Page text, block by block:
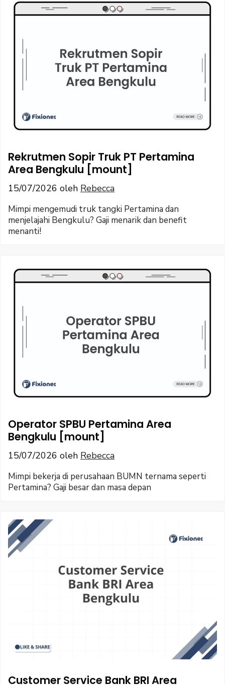
Rekrutmen Sopir Truk PT Pertamina
Area Bengkulu [mount]
15/07/2026 oleh Rebecca
Mimpi mengemudi truk tangki Pertamina dan
menjelajahi Bengkulu? Gaji menarik dan benefit
menanti!
Operator SPBU Pertamina Area
Bengkulu [mount]
15/07/2026 oleh Rebecca
Mimpi bekerja di perusahaan BUMN ternama seperti
Pertamina? Gaji besar dan masa depan
Customer Service Bank BRI Area